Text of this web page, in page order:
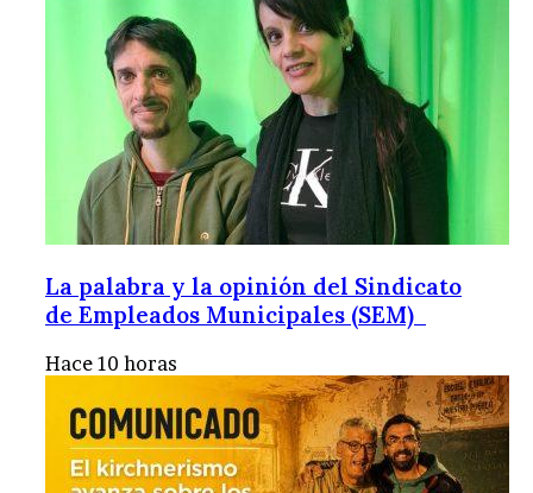
La palabra y la opinión del Sindicato
de Empleados Municipales (SEM)
Hace 10 horas